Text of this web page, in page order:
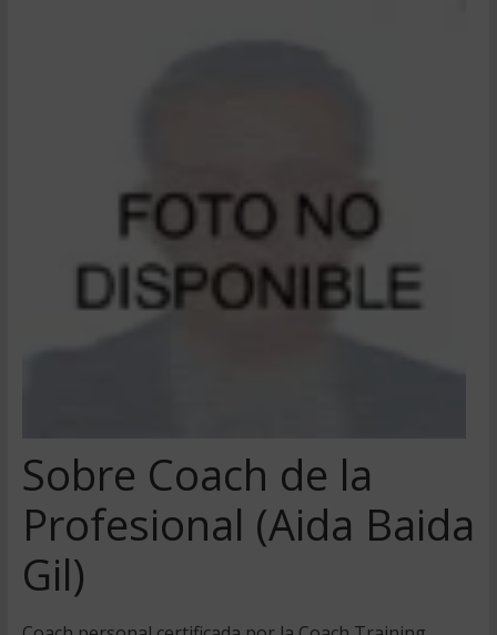
Sobre Coach de la
Profesional (Aida Baida
Gil)